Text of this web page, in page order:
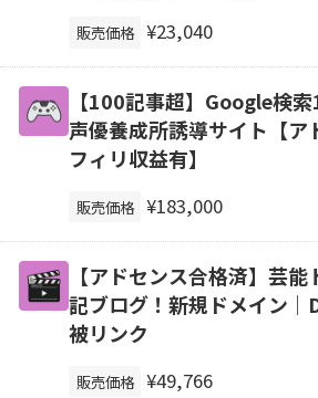
販売価格 ¥23,040
【100記事超】Google検索
声優養成所誘導サイト【ア
フィリ収益有】
販売価格 ¥183,000
【アドセンス合格済】芸
記ブログ！新規ドメイン｜
被リンク
販売価格 ¥49,766